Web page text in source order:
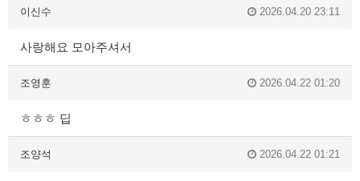
이신수 2026.04.20 23:11
사랑해요 모아주셔서
조영훈 2026.04.22 01:20
ㅎㅎㅎ 딥
조양석 2026.04.22 01:21